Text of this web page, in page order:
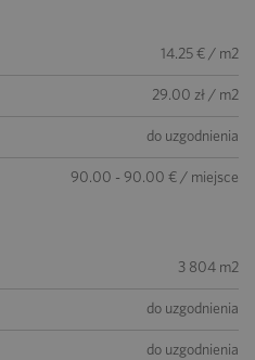
14.25 € / m2
29.00 zł / m2
do uzgodnienia
90.00 - 90.00 € / miejsce
3 804 m2
do uzgodnienia
do uzgodnienia